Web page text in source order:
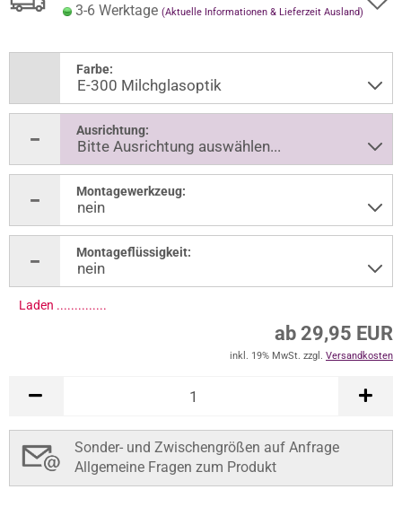
3-6 Werktage (Aktuelle Informationen & Lieferzeit Ausland)
Farbe:
Ausrichtung:
Montagewerkzeug:
Montageflüssigkeit:
inkl. 19% MwSt. zzgl. Versandkosten
In den Warenkorb